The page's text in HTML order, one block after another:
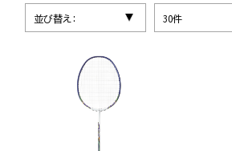
並び替え: 30件